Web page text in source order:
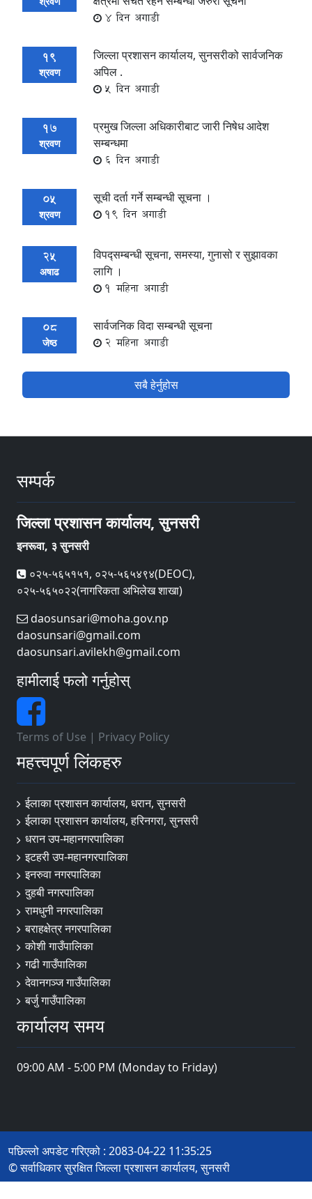
4 दिन अगाडी
19
श्रवण
जिल्ला प्रशासन कार्यालय, सुनसरीको सार्वजनिक
अपिल .
5 दिन अगाडी
17
श्रवण
प्रमुख जिल्ला अधिकारीबाट जारी निषेध आदेश
सम्बन्धमा
6 दिन अगाडी
05
श्रवण
सूची दर्ता गर्ने सम्बन्धी सूचना ।
19 दिन अगाडी
25
अषाढ
विपद्सम्बन्धी सूचना, समस्या, गुनासो र सुझावका
लागि ।
1 महिना अगाडी
08
जेष्ठ
सार्वजनिक विदा सम्बन्धी सूचना
2 महिना अगाडी
सबै हेर्नुहोस
सम्पर्क
जिल्ला प्रशासन कार्यालय, सुनसरी
इनरूवा, ३ सुनसरी
०२५-५६५१५१, ०२५-५६५४९४(DEOC),
०२५-५६५०२२(नागरिकता अभिलेख शाखा)
daosunsari@moha.gov.np
daosunsari@gmail.com
daosunsari.avilekh@gmail.com
हामीलाई फलो गर्नुहोस्
Terms of Use | Privacy Policy
महत्त्वपूर्ण लिंकहरु
ईलाका प्रशासन कार्यालय, धरान, सुनसरी
ईलाका प्रशासन कार्यालय, हरिनगरा, सुनसरी
धरान उप-महानगरपालिका
इटहरी उप-महानगरपालिका
इनरुवा नगरपालिका
दुहबी नगरपालिका
रामधुनी नगरपालिका
बराहक्षेत्र नगरपालिका
कोशी गाउँपालिका
गढी गाउँपालिका
देवानगञ्ज गाउँपालिका
बर्जु गाउँपालिका
कार्यालय समय
09:00 AM - 5:00 PM (Monday to Friday)
पछिल्लो अपडेट गरिएको : 2083-04-22 11:35:25
© सर्वाधिकार सुरक्षित जिल्ला प्रशासन कार्यालय, सुनसरी